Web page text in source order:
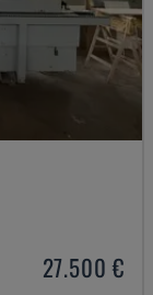
27.500 €